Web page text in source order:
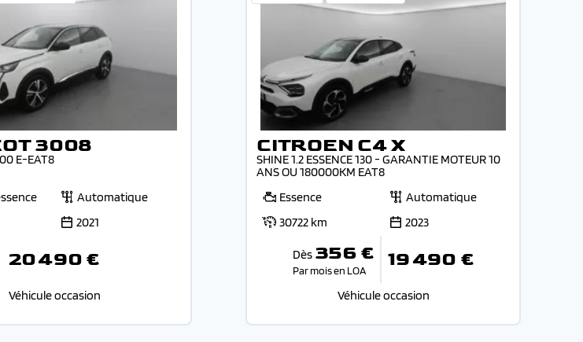
3008
E-EAT8
Automatique
2021
20 490 €
Véhicule occasion
CITROEN C4 X
SHINE 1.2 ESSENCE 130 - GARANTIE MOTEUR 10
ANS OU 180000KM EAT8
Essence
Automatique
30722 km
2023
Dès 356 €
Par mois en LOA 19 490 €
Véhicule occasion